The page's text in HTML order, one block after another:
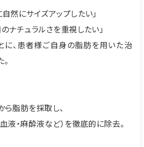
然にサイズアップしたい」
ナチュラルさを重視したい」
に、患者様ご自身の脂肪を用いた治
脂肪を採取し、
液・麻酔液など）を徹底的に除去。